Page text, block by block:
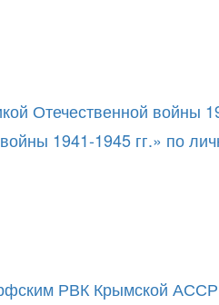
войны
1941-1945 гг.» по
РВК Крымской АССР.